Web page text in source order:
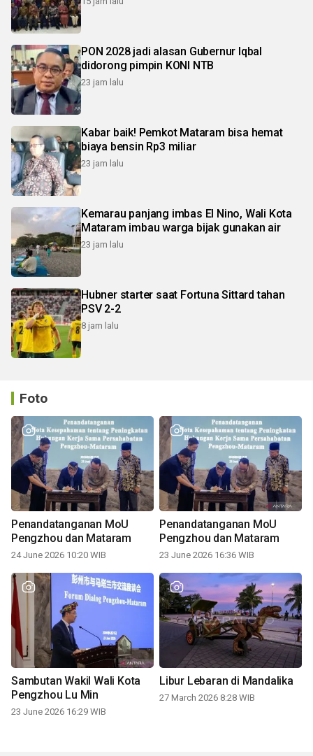
PON 2028 jadi alasan Gubernur Iqbal
didorong pimpin KONI NTB
23 jam lalu
Kabar baik! Pemkot Mataram bisa hemat
biaya bensin Rp3 miliar
23 jam lalu
Kemarau panjang imbas El Nino, Wali Kota
Mataram imbau warga bijak gunakan air
23 jam lalu
Hubner starter saat Fortuna Sittard tahan
PSV 2-2
8 jam lalu
Foto
Penandatanganan MoU
Pengzhou dan Mataram
24 June 2026 10:20 WIB
Penandatanganan MoU
Pengzhou dan Mataram
23 June 2026 16:36 WIB
Sambutan Wakil Wali Kota
Pengzhou Lu Min
23 June 2026 16:29 WIB
Libur Lebaran di Mandalika
27 March 2026 8:28 WIB